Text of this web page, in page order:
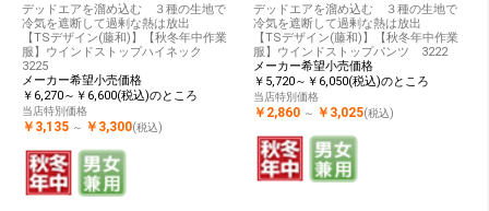
デッドエアを溜め込む ３種の生地で
冷気を遮断して過剰な熱は放出
【TSデザイン(藤和)】【秋冬年中作業
服】ウインドストップハイネック
3225
メーカー希望小売価格
￥6,270～￥6,600(税込)のところ
当店特別価格
￥3,135 ～ ￥3,300(税込)
デッドエアを溜め込む ３種の生地で
冷気を遮断して過剰な熱は放出
【TSデザイン(藤和)】【秋冬年中作業
服】ウインドストップパンツ 3222
メーカー希望小売価格
￥5,720～￥6,050(税込)のところ
当店特別価格
￥2,860 ～ ￥3,025(税込)